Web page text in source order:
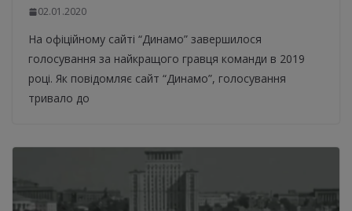
02.01.2020
На офіційному сайті “Динамо” завершилося
голосування за найкращого гравця команди в 2019
році. Як повідомляє сайт “Динамо”, голосування
тривало до